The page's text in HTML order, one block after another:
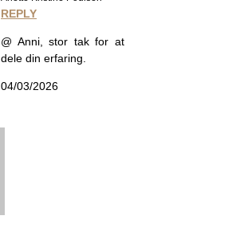
REPLY
@ Anni, stor tak for at
dele din erfaring.
04/03/2026